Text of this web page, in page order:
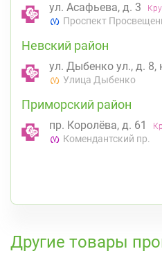
ул. Асафьева, д. 3
Проспект
Невский район
ул. Дыбенко ул., д. 8,
Улица Дыбенко
Приморский район
пр. Королёва, д. 61
Комендантский пр.
Другие товары